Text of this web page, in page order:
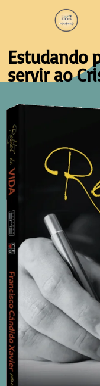
Estudando
servir ao